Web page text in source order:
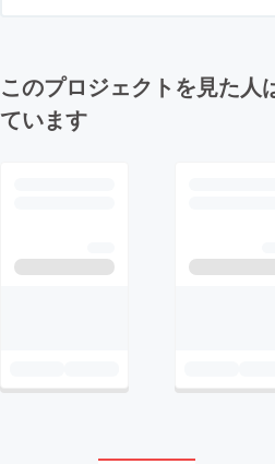
このプロジェクトを見た人
ています